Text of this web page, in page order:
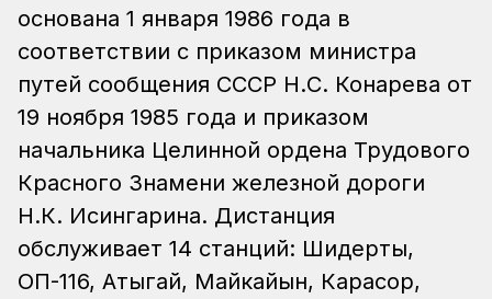
основана 1 января 1986 года в
соответствии с приказом министра
путей сообщения СССР Н.С. Конарева от
19 ноября 1985 года и приказом
начальника Целинной ордена Трудового
Красного Знамени железной дороги
Н.К. Исингарина. Дистанция
обслуживает 14 станций: Шидерты,
ОП-116, Атыгай, Майкайын, Карасор,